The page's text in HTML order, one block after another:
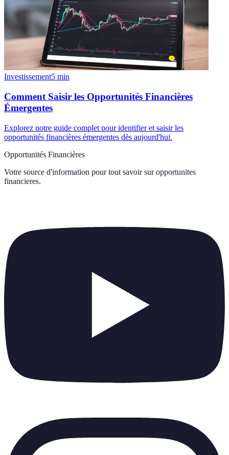
Investissement5 min
Comment Saisir les Opportunités Financières
Émergentes
Explorez notre guide complet pour identifier et saisir les
opportunités financières émergentes dès aujourd'hui.
Opportunités Financières
Votre source d'information pour tout savoir sur opportunites
financieres.